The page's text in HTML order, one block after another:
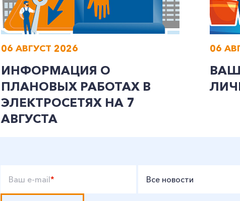
06 АВГУСТ 2026
ИНФОРМАЦИЯ О
ПЛАНОВЫХ РАБОТАХ В
ЭЛЕКТРОСЕТЯХ НА 7
АВГУСТА
06
Ваш e-mail* Все новости